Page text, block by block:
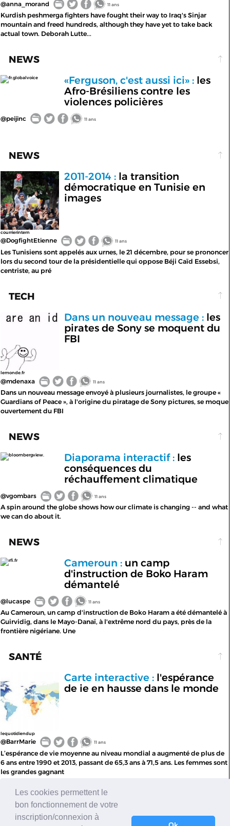
@anna_morand 11 ans
Kurdish peshmerga fighters have fought their way to Iraq's Sinjar
mountain and freed hundreds, although they have yet to take back
actual town. Deborah Lutte...
NEWS
fr.globalvoice «Ferguson, c'est aussi ici» :les
Afro-Brésiliens contre les
violences policières
@peijinc 11 ans
NEWS
courrierintern
2011-2014 :la transition
démocratique en Tunisie en
images
@DogfightEtienne 11 ans
Les Tunisiens sont appelés aux urnes, le 21 décembre, pour se prononcer
lors du second tour de la présidentielle qui oppose Béji Caïd Essebsi,
centriste, au pré
TECH
lemonde.fr
Dans un nouveau message :les
pirates de Sony se moquent du
FBI
@mdenaxa 11 ans
Dans un nouveau message envoyé à plusieurs journalistes, le groupe «
Guardians of Peace », à l'origine du piratage de Sony pictures, se moque
ouvertement du FBI
NEWS
bloombergview. Diaporama interactif :les
conséquences du
réchauffement climatique
@vgombars 11 ans
A spin around the globe shows how our climate is changing -- and what
we can do about it.
NEWS
rfi.fr Cameroun :un camp
d'instruction de Boko Haram
démantelé
@lucaspe 11 ans
Au Cameroun, un camp d'instruction de Boko Haram a été démantelé à
Guirvidig, dans le Mayo-Danaï, à l'extrême nord du pays, près de la
frontière nigériane. Une
SANTÉ
lequotidiendup
Carte interactive :l'espérance
de ie en hausse dans le monde
@BarrMarie 11 ans
L’espérance de vie moyenne au niveau mondial a augmenté de plus de
6 ans entre 1990 et 2013, passant de 65,3 ans à 71,5 ans. Les femmes sont
les grandes gagnant
NEWS
contrepoints.o Femen :
mais au fait qui
Les cookies permettent le
bon fonctionnement de votre
inscription/connexion à